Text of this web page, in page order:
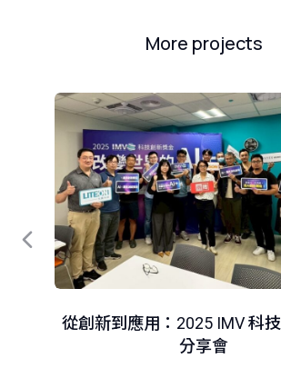
More projects
從創新到應用：2025 IMV 科
分享會